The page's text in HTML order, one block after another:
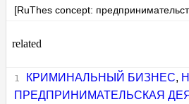
[RuThes concept:
related
КРИМИНАЛЬНЫЙ БИЗНЕС,
ПРЕДПРИНИМАТЕЛЬСКАЯ